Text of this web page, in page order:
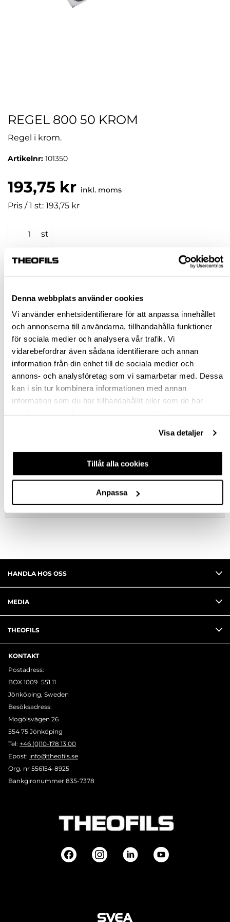
Denna webbplats använder cookies
Vi använder enhetsidentifierare för att anpassa innehållet
och annonserna till användarna, tillhandahålla funktioner
för sociala medier och analysera vår trafik. Vi
vidarebefordrar även sådana identifierare och annan
information från din enhet till de sociala medier och
annons- och analysföretag som vi samarbetar med. Dessa
kan i sin tur kombinera informationen med annan
information som du har tillhandahållit eller som de har
Visa detaljer
Tillåt alla cookies
Anpassa
REGEL 800 50 KROM
Regel i krom.
Artikelnr: 101350
193,75 kr inkl. moms
Pris / 1 st: 193,75 kr
st
Malmö butik Finns i lager
Stockholm butik Finns i lager
Snabba leveranser
Hämta i butik
Ledande leverantör i Sverige
SPECIFIKATION
FRÅGA OM PRODUKT
RECENSIONER
HANDLA HOS OSS
MEDIA
THEOFILS
KONTAKT
Postadress:
BOX 1009 551 11
Jönköping, Sweden
Besöksadress:
Mogölsvägen 26
554 75 Jönköping
Tel: +46 (0)10-178 13 00
Epost: info@theofils.se
Org. nr 556154-8925
Bankgironummer 835-7378